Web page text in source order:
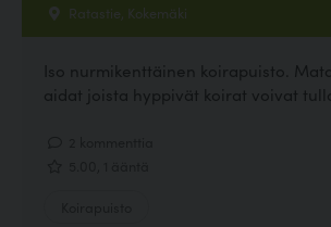
Ratastie, Kokemäki
Iso nurmikenttäinen koirapuisto.
aidat joista hyppivät koirat voivat